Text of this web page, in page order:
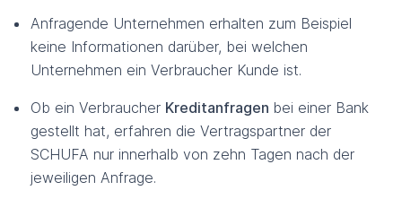
Anfragende Unternehmen erhalten zum Beispiel
keine Informationen darüber, bei welchen
Unternehmen ein Verbraucher Kunde ist.
Ob ein Verbraucher Kreditanfragen bei einer Bank
gestellt hat, erfahren die Vertragspartner der
SCHUFA nur innerhalb von zehn Tagen nach der
jeweiligen Anfrage.